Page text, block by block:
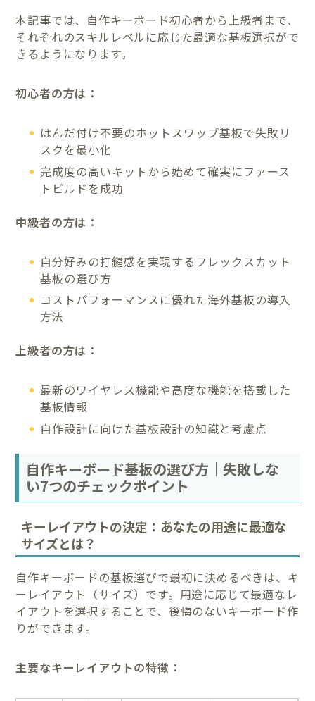
本記事では、自作キーボード初心者から上級者まで、
それぞれのスキルレベルに応じた最適な基板選択がで
きるようになります。
初心者の方は：
はんだ付け不要のホットスワップ基板で失敗リ
スクを最小化
完成度の高いキットから始めて確実にファース
トビルドを成功
中級者の方は：
自分好みの打鍵感を実現するフレックスカット
基板の選び方
コストパフォーマンスに優れた海外基板の導入
方法
上級者の方は：
最新のワイヤレス機能や高度な機能を搭載した
基板情報
自作設計に向けた基板設計の知識と考慮点
自作キーボード基板の選び方｜失敗しな
い7つのチェックポイント
キーレイアウトの決定：あなたの用途に最適な
サイズとは？
自作キーボードの基板選びで最初に決めるべきは、キ
ーレイアウト（サイズ）です。用途に応じて最適なレ
イアウトを選択することで、後悔のないキーボード作
りができます。
主要なキーレイアウトの特徴：